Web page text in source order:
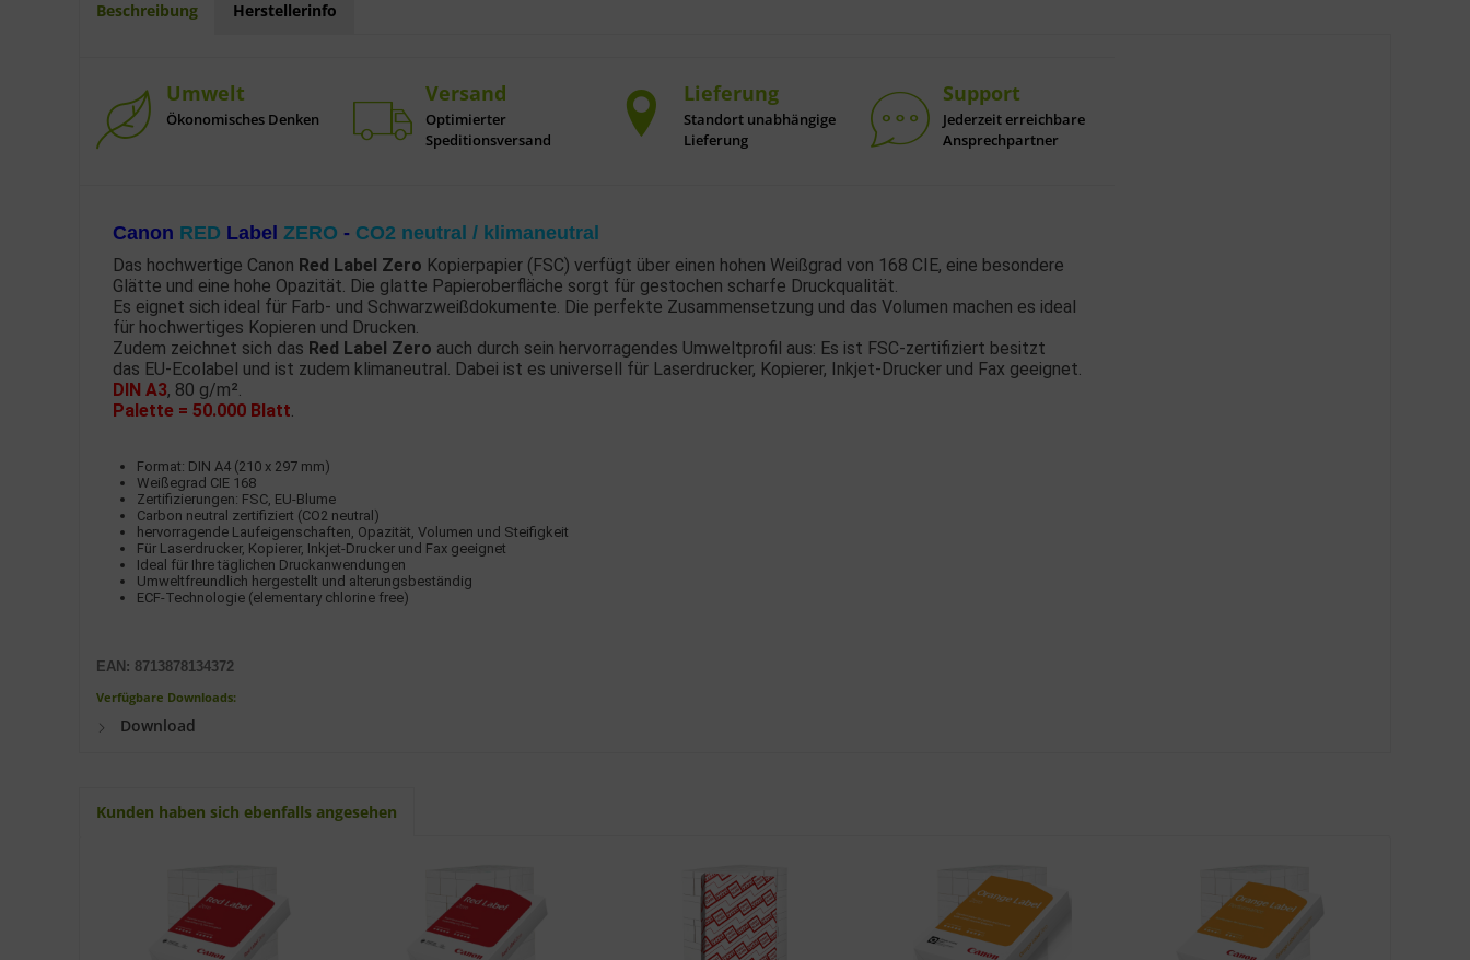
Beschreibung Herstellerinfo
Umwelt
Ökonomisches Denken
Versand
Optimierter
Speditionsversand
Lieferung
Standort unabhängige
Lieferung
Support
Jederzeit erreichbare
Ansprechpartner
Canon RED Label ZERO - CO2 neutral / klimaneutral
Das hochwertige Canon Red Label Zero Kopierpapier (FSC) verfügt über einen hohen Weißgrad von 168 CIE, eine besondere
Glätte und eine hohe Opazität. Die glatte Papieroberfläche sorgt für gestochen scharfe Druckqualität.
Es eignet sich ideal für Farb- und Schwarzweißdokumente. Die perfekte Zusammensetzung und das Volumen machen es ideal
für hochwertiges Kopieren und Drucken.
Zudem zeichnet sich das Red Label Zero auch durch sein hervorragendes Umweltprofil aus: Es ist FSC-zertifiziert besitzt
das EU-Ecolabel und ist zudem klimaneutral. Dabei ist es universell für Laserdrucker, Kopierer, Inkjet-Drucker und Fax geeignet.
DIN A3, 80 g/m².
Palette = 50.000 Blatt.
Format: DIN A4 (210 x 297 mm)
Weißegrad CIE 168
Zertifizierungen: FSC, EU-Blume
Carbon neutral zertifiziert (CO2 neutral)
hervorragende Laufeigenschaften, Opazität, Volumen und Steifigkeit
Für Laserdrucker, Kopierer, Inkjet-Drucker und Fax geeignet
Ideal für Ihre täglichen Druckanwendungen
Umweltfreundlich hergestellt und alterungsbeständig
ECF-Technologie (elementary chlorine free)
EAN: 8713878134372
Verfügbare Downloads:
Download
Kunden haben sich ebenfalls angesehen